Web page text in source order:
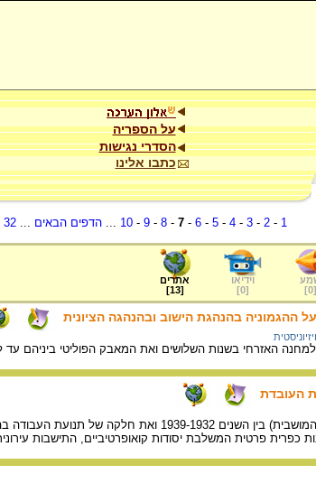
על הספריה
הסדרי נגישות
כתבו אלינו
1
-
2
-
3
-
4
-
5
-
6
-
7
-
8
-
9
-
10
...הדפים הבאים ...
32
[
0
]
וידיאו
[
0
]
אתרים
[
13
]
בהנהגת הישוב ובהנהגה הציונית
האזרחי בשנות השלושים ואת המאבק הפוליטי ביניהם עד
העובדת
הפרק מתאר את ההתישבות החקלאית (הקיבוצית
פרטית המשלבת יסודות קואופרטיביים, התישבות עירונית